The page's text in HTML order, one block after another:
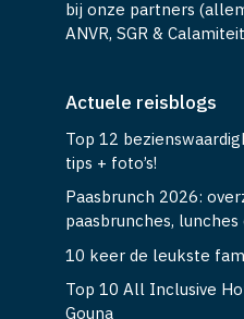
ANVR, SGR &
Top 12
tips + foto’s!
Paasbrunch 2026:
paasbrunches, lunches
10 keer de leukste
Top 10 All Inclusive
Gouna